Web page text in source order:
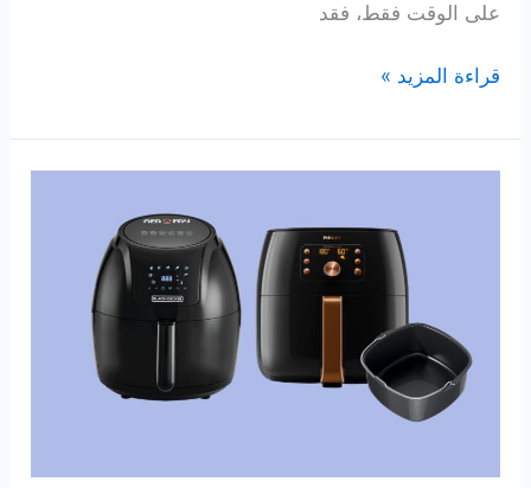
على الوقت فقط، فقد
5
ساعات
رياضية
عالمية
قراءة المزيد »